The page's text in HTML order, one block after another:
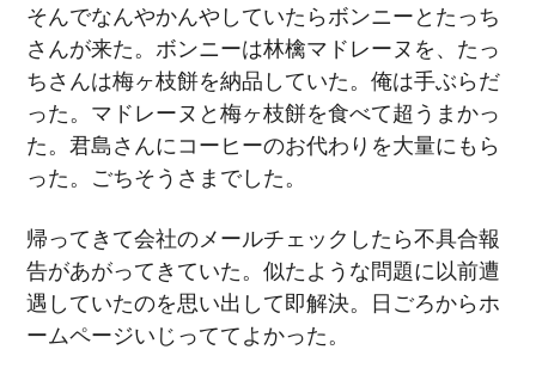
そんでなんやかんやしていたらボンニーとたっち
さんが来た。ボンニーは林檎マドレーヌを、たっ
ちさんは梅ヶ枝餅を納品していた。俺は手ぶらだ
った。マドレーヌと梅ヶ枝餅を食べて超うまかっ
た。君島さんにコーヒーのお代わりを大量にもら
った。ごちそうさまでした。
帰ってきて会社のメールチェックしたら不具合報
告があがってきていた。似たような問題に以前遭
遇していたのを思い出して即解決。日ごろからホ
ームページいじっててよかった。